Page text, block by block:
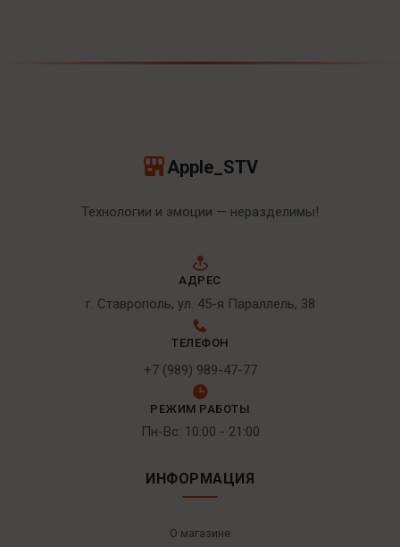
Apple_STV
Технологии и эмоции — неразделимы!
АДРЕС
г. Ставрополь, ул. 45-я Параллель, 38
ТЕЛЕФОН
+7 (989) 989-47-77
РЕЖИМ РАБОТЫ
Пн-Вс: 10:00 - 21:00
ИНФОРМАЦИЯ
О магазине